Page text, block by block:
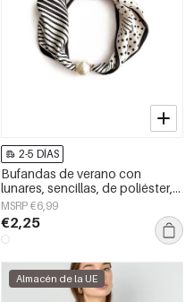
2-5 DÍAS
Bufandas de verano con
lunares, sencillas, de poliéster,
accesorios para el día a día.
MSRP €6,99
€2,25
Almacén de la UE